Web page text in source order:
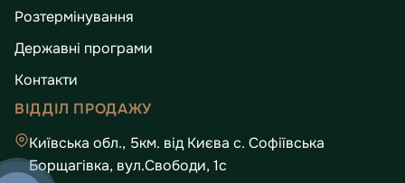
Розтермінування
Державні програми
Контакти
ВІДДІЛ ПРОДАЖУ
Київська обл., 5км. від Києва с. Софіївська
Борщагівка, вул.Свободи, 1с